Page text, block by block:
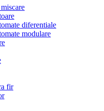
diferentiale
modulare
fir